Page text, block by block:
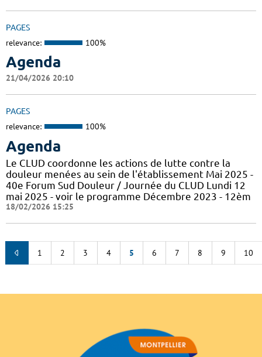
PAGES
relevance: 100%
Agenda
21/04/2026 20:10
PAGES
relevance: 100%
Agenda
Le CLUD coordonne les actions de lutte contre la
douleur menées au sein de l'établissement Mai 2025 -
40e Forum Sud Douleur / Journée du CLUD Lundi 12
mai 2025 - voir le programme Décembre 2023 - 12èm
18/02/2026 15:25
1 2 3 4 5 6 7 8 9 10